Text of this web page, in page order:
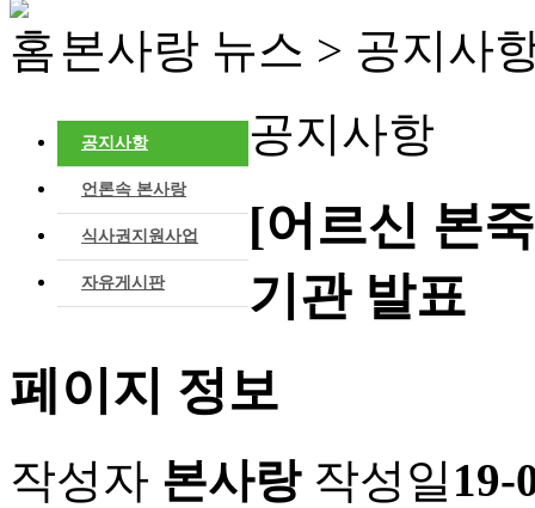
본사랑 뉴스 > 공지사
공지사항
언론속 본사랑
식사권지원사업
자유게시판
공지사항
[어르신 본
기관 발표
페이지 정보
작성자 본사랑 작성일 19-